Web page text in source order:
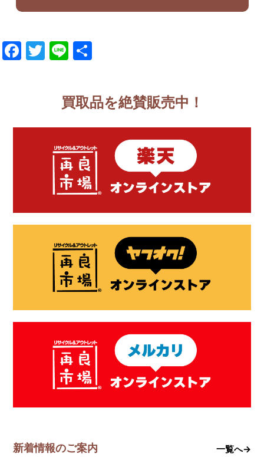
Facebook
Twitter
Line
買取品を絶賛販売中！
新着情報のご案内 一覧へ→